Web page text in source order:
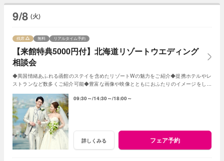
9/8 (火)
【来館特典5000円付】北海道リゾートウエディング
相談会
残席 無料 リアルタイム予約
◆異国情緒あふれる函館のステイを含めたリゾートWの魅力をご紹介◆提携ホテルやレ
ストランなど数多くご紹介可能◆豊富な画像や映像とともにおふたりのイメージをしっ
09:30～ 14:30～ 18:00～
詳しくみる フェア予約